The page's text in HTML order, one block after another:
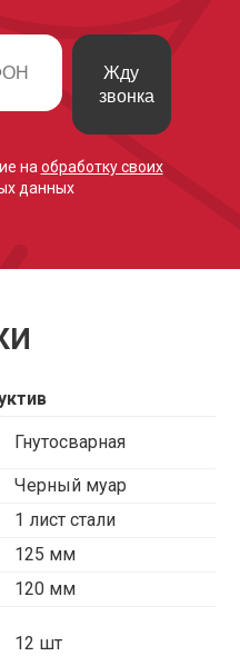
Жду
звонка
на обработку своих
данных
Гнутосварная
Черный муар
1 лист стали
125 мм
120 мм
12 шт